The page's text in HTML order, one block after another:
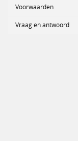
Voorwaarden
Vraag en antwoord